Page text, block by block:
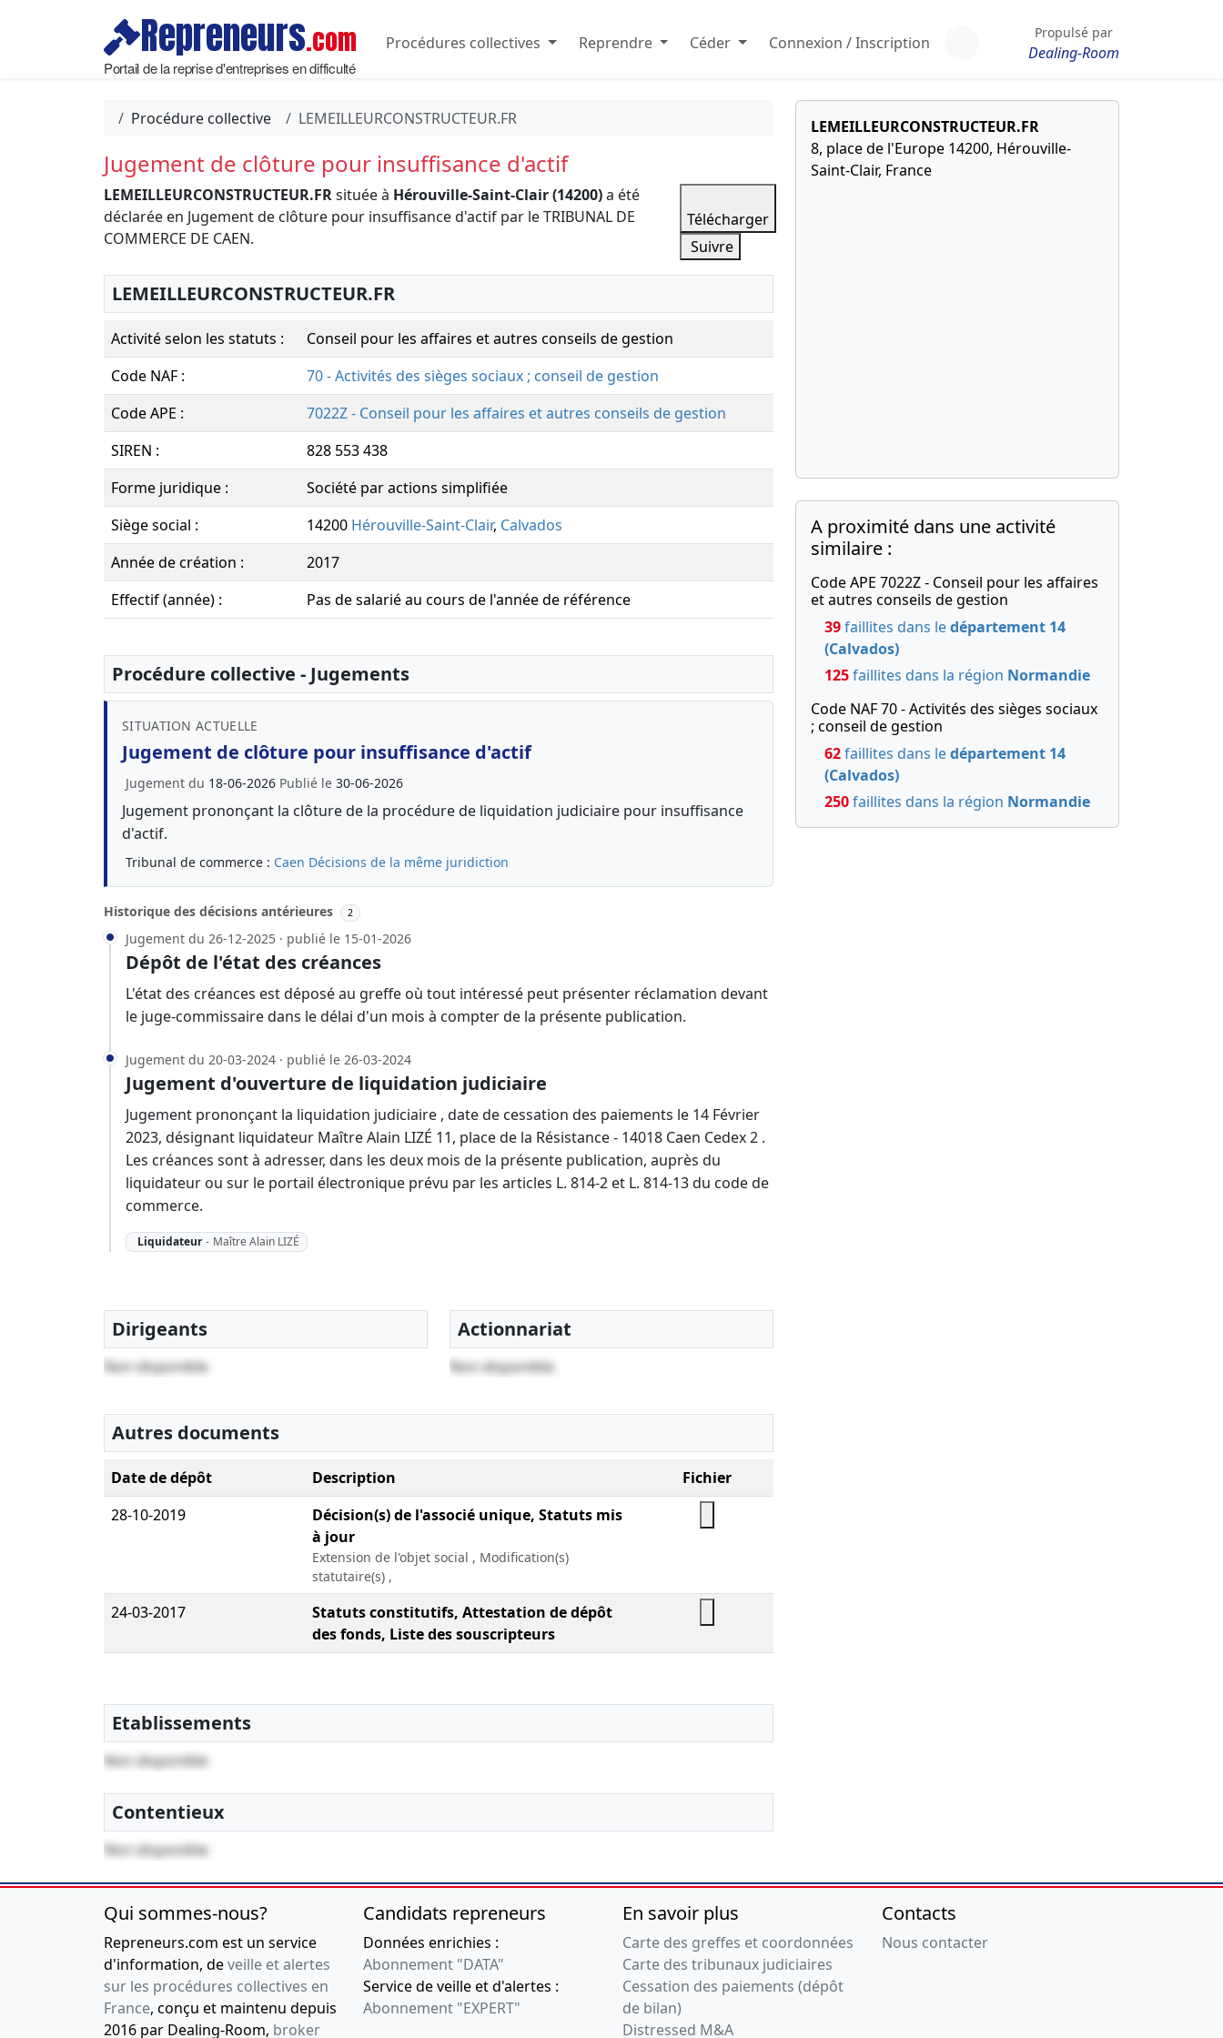
Repreneurs.com
Portail de la reprise d'entreprises en difficulté
Procédures collectives Reprendre Céder Connexion / Inscription
Propulsé par
Dealing-Room
Procédure collective LEMEILLEURCONSTRUCTEUR.FR
Jugement de clôture pour insuffisance d'actif
LEMEILLEURCONSTRUCTEUR.FRsituée à Hérouville-Saint-Clair (14200)a été
déclarée en Jugement de clôture pour insuffisance d'actif par le TRIBUNAL DE
COMMERCE DE CAEN.
Télécharger
Suivre
LEMEILLEURCONSTRUCTEUR.FR
Activité selon les statuts :
Conseil pour les affaires et autres conseils de gestion
Code NAF :
70 - Activités des sièges sociaux ; conseil de gestion
Code APE :
7022Z - Conseil pour les affaires et autres conseils de gestion
SIREN :
828 553 438
Forme juridique :
Société par actions simplifiée
Siège social :
14200 Hérouville-Saint-Clair, Calvados
Année de création :
2017
Effectif (année) :
Pas de salarié au cours de l'année de référence
Procédure collective - Jugements
SITUATION ACTUELLE
Jugement de clôture pour insuffisance d'actif
Jugement du 18-06-2026 Publié le 30-06-2026
Jugement prononçant la clôture de la procédure de liquidation judiciaire pour insuffisance
d'actif.
Tribunal de commerce : Caen Décisions de la même juridiction
Historique des décisions antérieures 2
Jugement du 26-12-2025 · publié le 15-01-2026
Dépôt de l'état des créances
L'état des créances est déposé au greffe où tout intéressé peut présenter réclamation devant
le juge-commissaire dans le délai d'un mois à compter de la présente publication.
Jugement du 20-03-2024 · publié le 26-03-2024
Jugement d'ouverture de liquidation judiciaire
Jugement prononçant la liquidation judiciaire , date de cessation des paiements le 14 Février
2023, désignant liquidateur Maître Alain LIZÉ 11, place de la Résistance - 14018 Caen Cedex 2 .
Les créances sont à adresser, dans les deux mois de la présente publication, auprès du
liquidateur ou sur le portail électronique prévu par les articles L. 814-2 et L. 814-13 du code de
commerce.
Liquidateur - Maître Alain LIZÉ
Dirigeants
Non disponible
Actionnariat
Non disponible
Autres documents
Date de dépôt Description
Fichier
28-10-2019
Décision(s) de l'associé unique, Statuts mis
à jour
Extension de l'objet social , Modification(s)
statutaire(s) ,
24-03-2017
Statuts constitutifs, Attestation de dépôt
des fonds, Liste des souscripteurs
Etablissements
Non disponible
Contentieux
Non disponible
LEMEILLEURCONSTRUCTEUR.FR
8, place de l'Europe 14200, Hérouville-
Saint-Clair, France
A proximité dans une activité
similaire :
Code APE 7022Z - Conseil pour les affaires
et autres conseils de gestion
39faillites dans ledépartement 14
(Calvados)
125faillites dans la région Normandie
Code NAF 70 - Activités des sièges sociaux
; conseil de gestion
62faillites dans ledépartement 14
(Calvados)
250faillites dans la région Normandie
Qui sommes-nous?
Repreneurs.com est un service
d'information, deveille et alertes
sur les procédures collectives en
France, conçu et maintenu depuis
2016 par Dealing-Room, broker
Candidats repreneurs
Données enrichies :
Abonnement "DATA"
Service de veille et d'alertes :
Abonnement "EXPERT"
En savoir plus
Carte des greffes et coordonnées
Carte des tribunaux judiciaires
Cessation des paiements (dépôt
de bilan)
Distressed M&A
Contacts
Nous contacter